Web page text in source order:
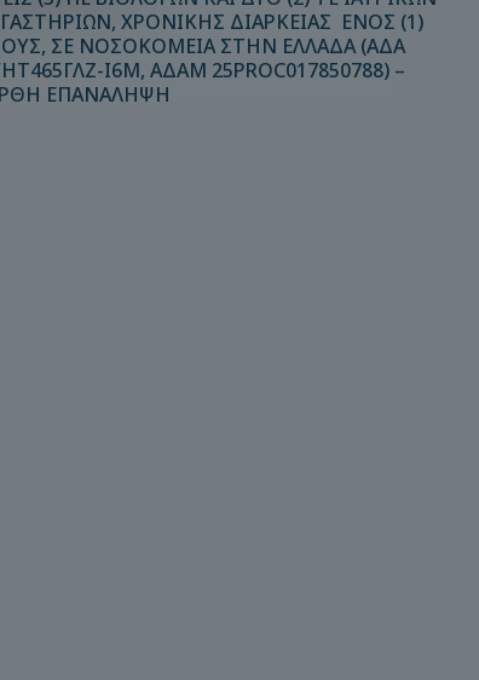
ΧΡΟΝΙΚΗΣ ΔΙΑΡΚΕΙΑΣ ΕΝΟΣ (1)
ΣΕ ΝΟΣΟΚΟΜΕΙΑ ΣΤΗΝ ΕΛΛΑΔΑ (ΑΔΑ
Ι6Μ, ΑΔΑΜ 25PROC017850788) –
ΕΠΑΝΑΛΗΨΗ